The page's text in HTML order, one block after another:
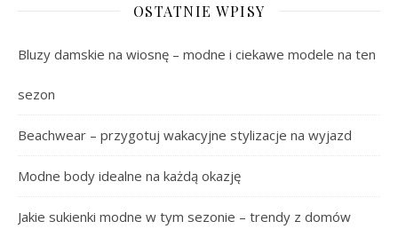
OSTATNIE WPISY
Bluzy damskie na wiosnę – modne i ciekawe modele na ten
sezon
Beachwear – przygotuj wakacyjne stylizacje na wyjazd
Modne body idealne na każdą okazję
Jakie sukienki modne w tym sezonie – trendy z domów